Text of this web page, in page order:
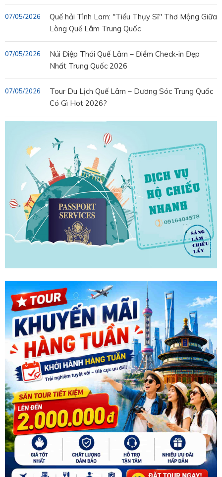
Quế hải Tình Lam: "Tiểu Thụy Sĩ" Thơ Mộng Giữa
Lòng Quế Lâm Trung Quốc
07/05/2026
Núi Điệp Thái Quế Lâm – Điểm Check-in Đẹp
Nhất Trung Quốc 2026
07/05/2026
Tour Du Lịch Quế Lâm – Dương Sóc Trung Quốc
Có Gì Hot 2026?
07/05/2026